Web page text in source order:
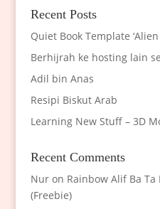
Recent Posts
Quiet Book Template
Berhijrah ke hosting lain
Adil bin Anas
Resipi Biskut Arab
Learning New Stuff – 3D
Recent Comments
Nuron Rainbow Alif Ba
(Freebie)